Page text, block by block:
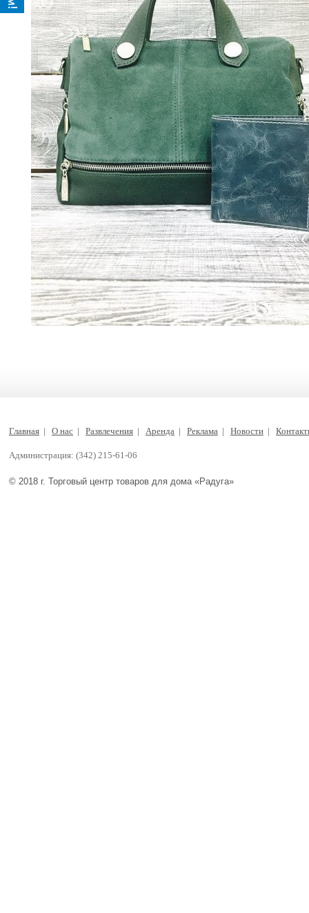
Администрация: (342) 215-61-06
© 2018 г. Торговый центр товаров для дома «Радуга»
Главная | О нас | Развлечения | Аренда | Реклама | Новости |